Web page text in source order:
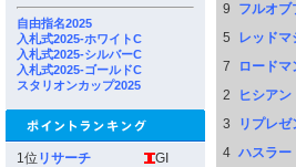
自由指名2025
入札式2025-ホワイトC
入札式2025-シルバーC
入札式2025-ゴールドC
スタリオンカップ2025
1位 リサーチ
GI
9
フルオブ
5
レッドマ
7
ロードマ
2
ヒシアン
3
リプレゼ
4 ハスラー